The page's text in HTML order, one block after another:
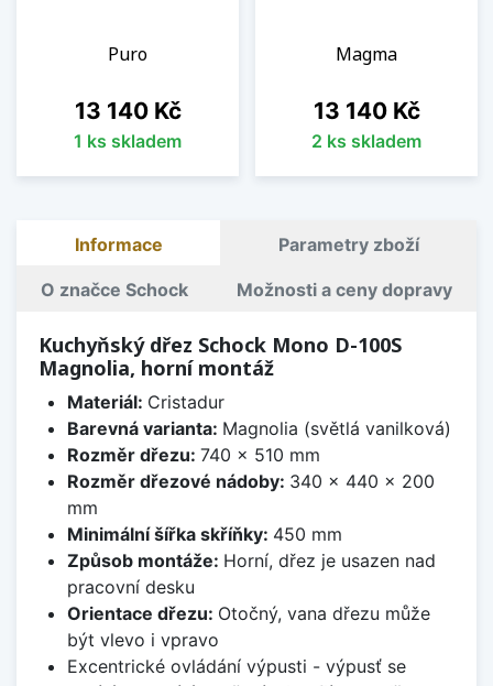
Puro
Cena
13 140 Kč
1 ks skladem
Magma
Cena
13 140 Kč
2 ks skladem
Informace Parametry zboží
O značce Schock Možnosti a ceny dopravy
Kuchyňský dřez Schock Mono D-100S
Magnolia, horní montáž
Materiál: Cristadur
Barevná varianta: Magnolia (světlá vanilková)
Rozměr dřezu: 740 x 510 mm
Rozměr dřezové nádoby: 340 x 440 x 200
mm
Minimální šířka skříňky: 450 mm
Způsob montáže: Horní, dřez je usazen nad
pracovní desku
Orientace dřezu: Otočný, vana dřezu může
být vlevo i vpravo
Excentrické ovládání výpusti - výpusť se